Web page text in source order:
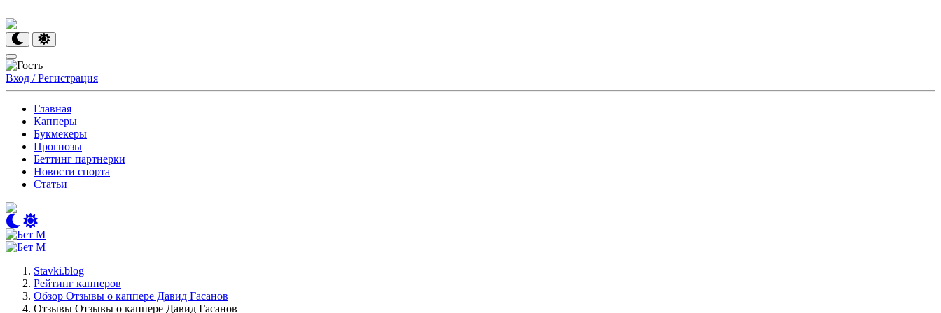
Вход / Регистрация
Главная
Капперы
Букмекеры
Прогнозы
Беттинг партнерки
Новости спорта
Статьи
Stavki.blog
Рейтинг капперов
Обзор Отзывы о каппере Давид Гасанов
Отзывы Отзывы о каппере Давид Гасанов